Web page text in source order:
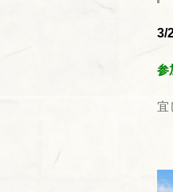
3/
参
宜